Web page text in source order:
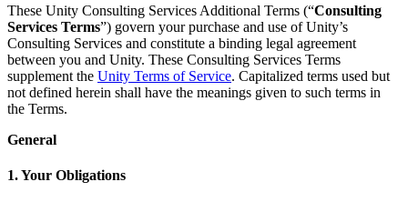
LiveOps
Einblicke nach dem Start und Live-Spielbetrieb
Wachsen Sie
Nutzerakquisition
IAP Management über Filialen und D2C hinweg
Einzelhandel
In-Store-Erlebnisse in Online-Erlebnisse umwandeln
Automobilindustrie
Innovation und Erlebnisse im Auto fördern
Einblicke
Fallstudien
Erfolgsgeschichten aus der Praxis
Best-Practice-Leitfäden
Demos, Beispiele und Bausteine
Schließen Sie sich Entwicklern, Kreativen und Insidern an
Unity Awards
Feier der Unity-Schöpfer weltweit
Anleitungen
Umsetzbare Tipps und bewährte Verfahren
Bildung
Für Studierende
Optimieren Sie Ihr Lehren
These Unity Consulting Services Additional Terms (“Consulting
Services Terms”) govern your purchase and use of Unity’s
Consulting Services and constitute a binding legal agreement
between you and Unity. These Consulting Services Terms
supplement the Unity Terms of Service. Capitalized terms used but
not defined herein shall have the meanings given to such terms in
the Terms.
General
1. Your Obligations